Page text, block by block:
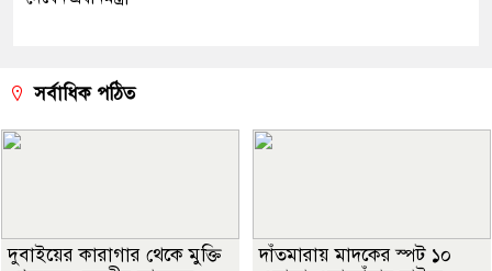
সর্বাধিক পঠিত
দুবাইয়ের কারাগার থেকে মুক্তি
দাঁতমারায় মাদকের স্পট ১০